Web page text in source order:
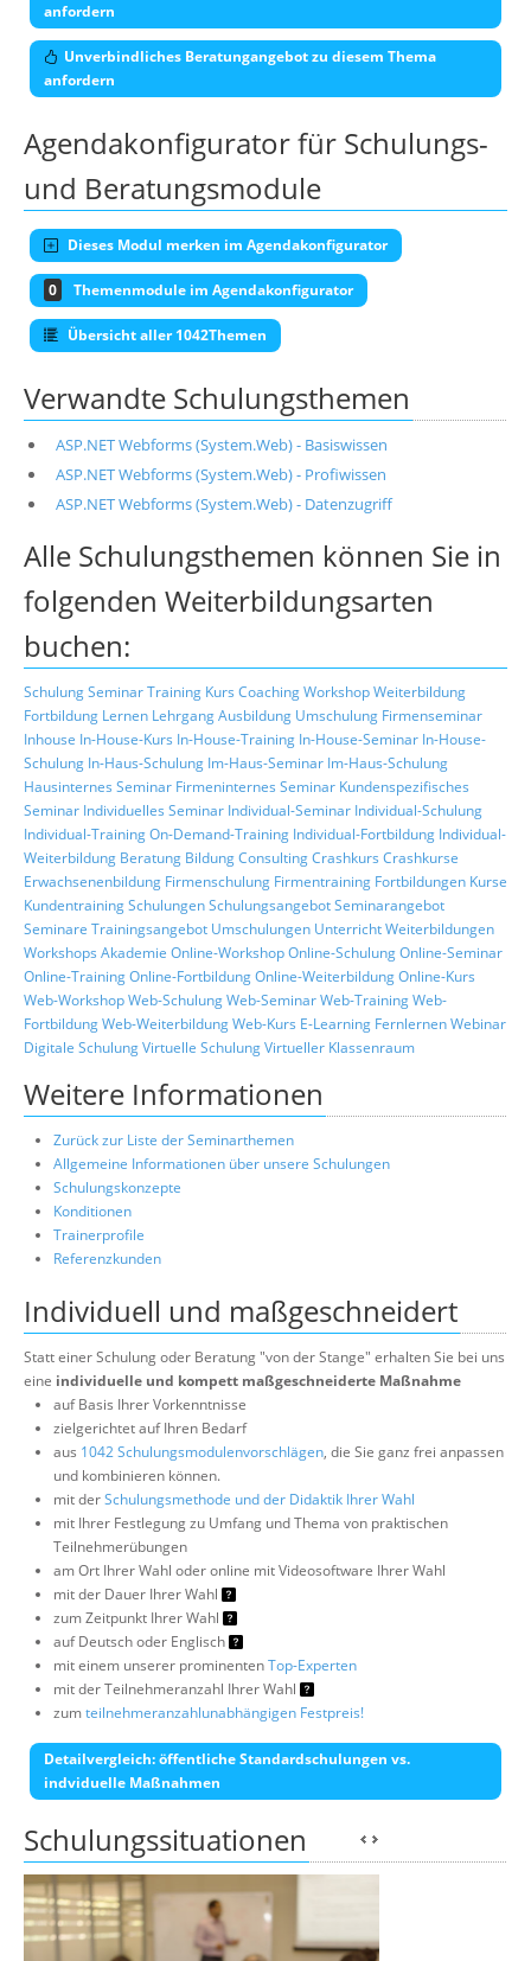
anfordern
Unverbindliches Beratungangebot zu diesem Thema
anfordern
Agendakonfigurator für Schulungs-
und Beratungsmodule
Dieses Modul merken im Agendakonfigurator
0 Themenmodule im Agendakonfigurator
Übersicht aller 1042Themen
Verwandte Schulungsthemen
ASP.NET Webforms (System.Web) - Basiswissen
ASP.NET Webforms (System.Web) - Profiwissen
ASP.NET Webforms (System.Web) - Datenzugriff
Alle Schulungsthemen können Sie in
folgenden Weiterbildungsarten
buchen:
SchulungSeminarTraining Kurs CoachingWorkshopWeiterbildung
Fortbildung Lernen LehrgangAusbildung Umschulung Firmenseminar
Inhouse In-House-Kurs In-House-Training In-House-Seminar In-House-
Schulung In-Haus-Schulung Im-Haus-Seminar Im-Haus-Schulung
Hausinternes Seminar Firmeninternes Seminar Kundenspezifisches
Seminar Individuelles Seminar Individual-Seminar Individual-Schulung
Individual-TrainingOn-Demand-Training Individual-Fortbildung Individual-
Weiterbildung Beratung BildungConsultingCrashkurs Crashkurse
Erwachsenenbildung Firmenschulung Firmentraining Fortbildungen Kurse
KundentrainingSchulungenSchulungsangebotSeminarangebot
Seminare Trainingsangebot Umschulungen UnterrichtWeiterbildungen
Workshops Akademie Online-WorkshopOnline-SchulungOnline-Seminar
Online-TrainingOnline-FortbildungOnline-WeiterbildungOnline-Kurs
Web-WorkshopWeb-SchulungWeb-SeminarWeb-TrainingWeb-
FortbildungWeb-WeiterbildungWeb-Kurs E-Learning FernlernenWebinar
Digitale SchulungVirtuelle SchulungVirtueller Klassenraum
Weitere Informationen
Zurück zur Liste der Seminarthemen
Allgemeine Informationen über unsere Schulungen
Schulungskonzepte
Konditionen
Trainerprofile
Referenzkunden
Individuell und maßgeschneidert
Statt einer Schulung oder Beratung "von der Stange" erhalten Sie bei uns
eine individuelle und kompett maßgeschneiderte Maßnahme
auf Basis Ihrer Vorkenntnisse
zielgerichtet auf Ihren Bedarf
aus 1042 Schulungsmodulenvorschlägen, die Sie ganz frei anpassen
und kombinieren können.
mit derSchulungsmethode und der Didaktik Ihrer Wahl
mit Ihrer Festlegung zu Umfang und Thema von praktischen
Teilnehmerübungen
am Ort Ihrer Wahl oder online mit Videosoftware Ihrer Wahl
mit der Dauer Ihrer Wahl
zum Zeitpunkt Ihrer Wahl
auf Deutsch oder Englisch
mit einem unserer prominentenTop-Experten
mit der Teilnehmeranzahl Ihrer Wahl
zumteilnehmeranzahlunabhängigen Festpreis!
Detailvergleich: öffentliche Standardschulungen vs.
indviduelle Maßnahmen
Schulungssituationen